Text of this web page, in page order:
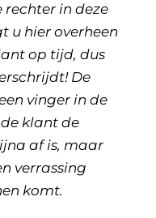
in deze
u hier overheen
op tijd, dus
De
vinger in de
klant de
af is, maar
verrassing
komt.